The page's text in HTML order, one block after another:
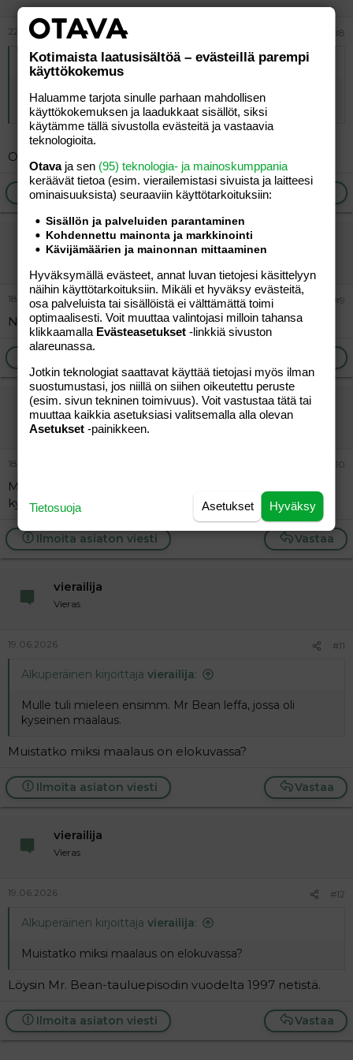
22.03.2016 #8
Alkuperäinen kirjoittajavierailija :
Aku Ankassa oli tunnettuja maalauksia Ankka-tyylillä.
Poika kyseli
Okei
Ilmoita asiaton viesti
vierailija
Vieras
18.06.2026 #9
Nosto
vierailija
Vieras
18.06.2026 #10
Mulle tuli mieleen ensimm. Mr Bean leffa, jossa oli
kyseinen maalaus.
Vastaa
Ilmoita asiaton viesti
vierailija
Vieras
19.06.2026 #11
Alkuperäinen kirjoittaja vierailija:
Mulle tuli mieleen ensimm. Mr Bean leffa, jossa oli
kyseinen maalaus.
Muistatko miksi maalaus on elokuvassa?
Vastaa
Ilmoita asiaton viesti
vierailija
Vieras
19.06.2026 #12
Alkuperäinen kirjoittaja vierailija:
Muistatko miksi maalaus on elokuvassa?
Löysin Mr. Bean-tauluepisodin vuodelta 1997 netistä.
Vastaa
Ilmoita asiaton viesti
Kotimaista laatusisältöä – evästeillä parempi
käyttökokemus
Haluamme tarjota sinulle parhaan mahdollisen
käyttökokemuksen ja laadukkaat sisällöt, siksi
käytämme tällä sivustolla evästeitä ja vastaavia
teknologioita.
Otavaja sen (95) teknologia- ja mainoskumppania
keräävät tietoa (esim. vierailemis­tasi sivuista ja laitteesi
ominaisuuk­sista) seuraaviin käyttötarkoituksiin:
Sisällön ja palveluiden parantaminen
Kohdennettu mainonta ja markkinointi
Kävijämäärien ja mainonnan mittaaminen
Hyväksymällä evästeet, annat luvan tietojesi käsittelyyn
näihin käyttötarkoituksiin. Mikäli et hyväksy evästeitä,
osa palveluista tai sisällöistä ei välttämättä toimi
optimaalisesti. Voit muuttaa valintojasi milloin tahansa
klikkaamalla Evästeasetukset -linkkiä sivuston
alareunassa.
Jotkin teknologiat saattavat käyttää tietojasi myös ilman
suostumustasi, jos niillä on siihen oikeutettu peruste
(esim. sivun tekninen toimivuus). Voit vastustaa tätä tai
muuttaa kaikkia asetuksiasi valitsemalla alla olevan
Asetukset -painikkeen.
Hyväksy
Asetukset
Tietosuoja